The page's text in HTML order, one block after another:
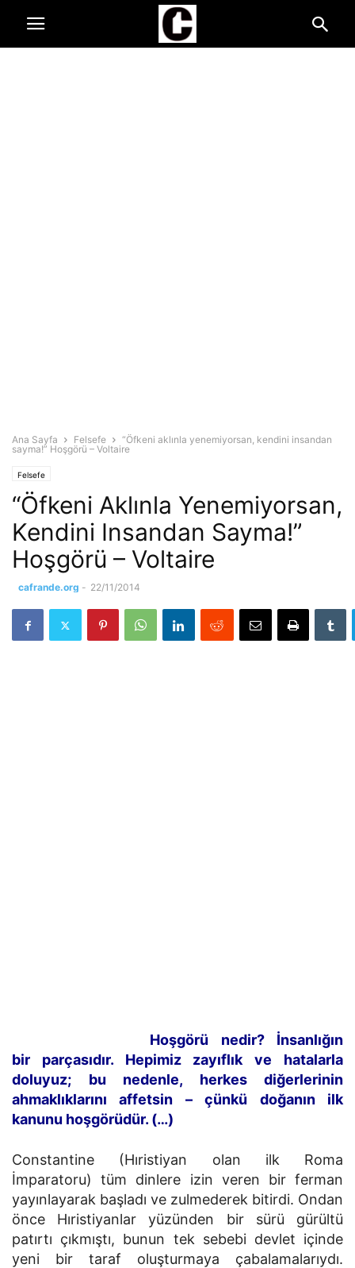
Ana Sayfa Felsefe
“Öfkeni aklınla yenemiyorsan, kendini insandan
sayma!” Hoşgörü – Voltaire
Felsefe
“Öfkeni Aklınla Yenemiyorsan,
Kendini Insandan Sayma!”
Hoşgörü – Voltaire
cafrande.org - 22/11/2014
Hoşgörü nedir? İnsanlığın
bir parçasıdır. Hepimiz zayıflık ve hatalarla
doluyuz; bu nedenle, herkes diğerlerinin
ahmaklıklarını affetsin – çünkü doğanın ilk
kanunu hoşgörüdür. (…)
Constantine (Hıristiyan olan ilk Roma
İmparatoru) tüm dinlere izin veren bir ferman
yayınlayarak başladı ve zulmederek bitirdi. Ondan
önce Hıristiyanlar yüzünden bir sürü gürültü
patırtı çıkmıştı, bunun tek sebebi devlet içinde
yeni bir taraf oluşturmaya çabalamalarıydı.